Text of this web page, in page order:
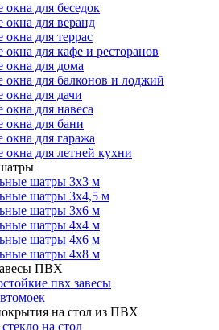
окна для беседок
окна для веранд
для террас
окна для кафе и ресторанов
окна для дома
окна для балконов и лоджий
окна для дачи
для навеса
окна для бани
окна для гаража
окна для летней кухни
шатры 3х3 м
шатры 3х4,5 м
шатры 3х6 м
шатры 4х4 м
шатры 4х6 м
шатры 4х8 м
ПВХ
пвх завесы
на стол из ПВХ
на стол